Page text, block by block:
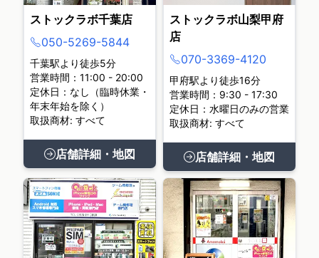
ストックラボ千葉店
050-5269-5844
千葉駅より徒歩5分
営業時間：11:00 - 20:00
定休日：なし（臨時休業・
年末年始を除く）
取扱商材: すべて
店舗詳細・地図
ストックラボ山梨甲府
店
070-3369-4120
甲府駅より徒歩16分
営業時間：9:30 - 17:30
定休日：水曜日のみの営業
取扱商材: すべて
店舗詳細・地図